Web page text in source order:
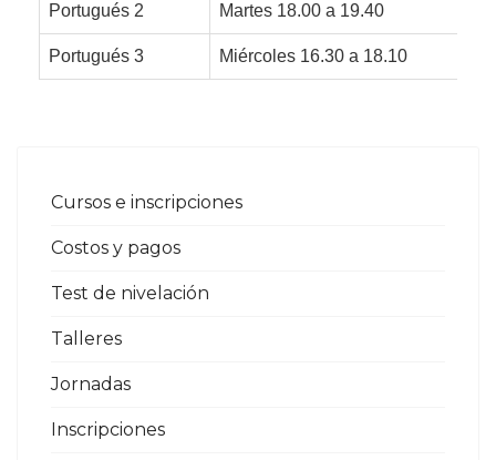
Portugués 2 Martes 18.00 a 19.40
Portugués 3 Miércoles 16.30 a 18.10
Cursos e inscripciones
Costos y pagos
Test de nivelación
Talleres
Jornadas
Inscripciones